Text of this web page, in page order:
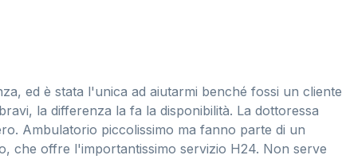
ed è stata l'unica ad aiutarmi benché fossi un cliente
la differenza la fa la disponibilità. La dottoressa
Ambulatorio piccolissimo ma fanno parte di un
che offre l'importantissimo servizio H24. Non serve